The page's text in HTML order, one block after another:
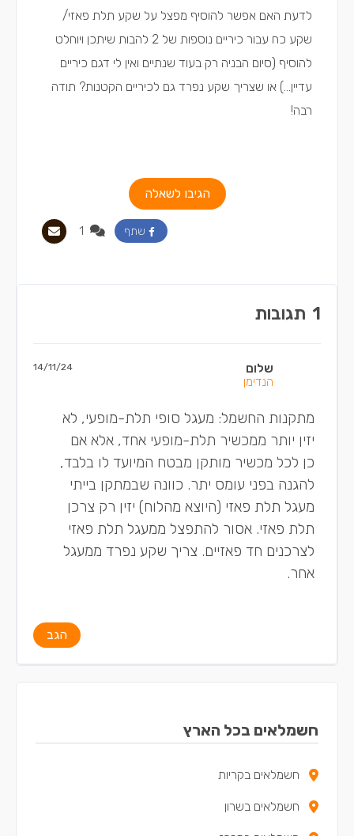
לדעת האם אפשר להוסיף מפצל על שקע תלת פאזי/
שקע כח עבור כיריים נוספות של 2 להבות שיתכן ויוחלט
להוסיף (סיום הבניה רק בעוד שנתיים ואין לי דגם כיריים
עדיין...) או שצריך שקע נפרד גם לכיריים הקטנות? תודה
רבה!
הגיבו לשאלה
שתף
1 תגובות
שלום
הנדימן
14/11/24
מתקנות החשמל: מעגל סופי תלת-מופעי, לא
יזין יותר ממכשיר תלת-מופעי אחד, אלא אם
כן לכל מכשיר מותקן מבטח המיועד לו בלבד,
להגנה בפני עומס יתר. כוונה שבמתקן בייתי
מעגל תלת פאזי (היוצא מהלוח) יזין רק צרכן
תלת פאזי. אסור להתפצל ממעגל תלת פאזי
לצרכנים חד פאזיים. צריך שקע נפרד ממעגל
אחר.
הגב
חשמלאים בכל הארץ
חשמלאים בקריות
חשמלאים בשרון